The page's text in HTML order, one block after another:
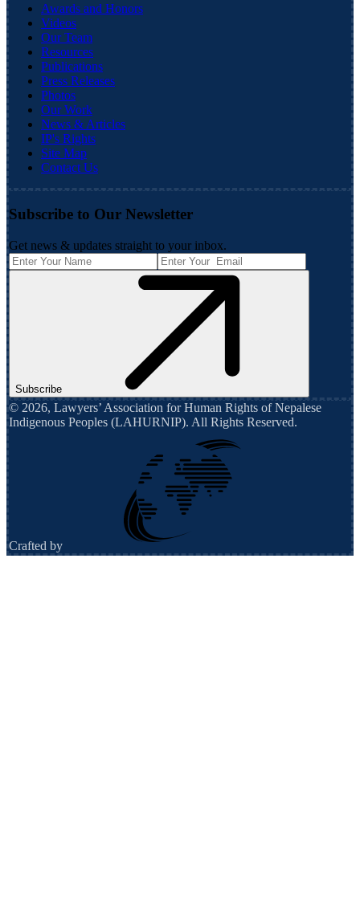
Awards and Honors
Videos
Our Team
Resources
Publications
Press Releases
Photos
Our Work
News & Articles
IP's Rights
Site Map
Contact Us
Subscribe to Our Newsletter
Get news & updates straight to your inbox.
Subscribe
© 2026, Lawyers’ Association for Human Rights of Nepalese
Indigenous Peoples (LAHURNIP). All Rights Reserved.
Crafted by